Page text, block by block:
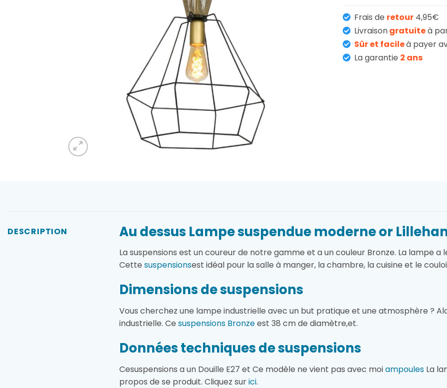
Frais de retour 4,95€
Livraisongratuiteà
Sûr et facileà payer
La garantie 2 ans
DESCRIPTION Au dessus Lampe suspendue moderne or
La suspensions est un coureur de notre gamme et a un couleur Bronze. La lampe
Cette suspensionsest idéal pour la salle à manger, la chambre, la cuisine et le
Dimensions de suspensions
Vous cherchez une lampe industrielle avec un but pratique et une atmosphère ?
industrielle. Ce suspensions Bronzeest 38 cm de diamètre,et.
Données techniques de suspensions
Cesuspensions a un Douille E27 et Ce modèle ne vient pas avec moiampoules La
propos de se produit. Cliquez surici.